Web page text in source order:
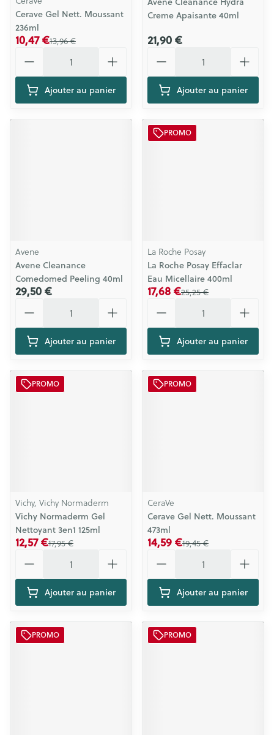
Cerave Gel Nett. Moussant
236ml
13,96 €
10,47 €
Ajouter au panier
Creme Apaisante 40ml
21,90 €
Ajouter au panier
Avene
Avene Cleanance
Comedomed Peeling 40ml
29,50 €
Ajouter au panier
PROMO
La Roche Posay
La Roche Posay Effaclar
Eau Micellaire 400ml
25,25 €
17,68 €
Ajouter au panier
PROMO
Vichy, Vichy Normaderm
Vichy Normaderm Gel
Nettoyant 3en1 125ml
17,95 €
12,57 €
Ajouter au panier
PROMO
CeraVe
Cerave Gel Nett. Moussant
473ml
19,45 €
14,59 €
Ajouter au panier
PROMO PROMO